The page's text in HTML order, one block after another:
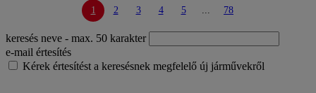
1 2 3 4 5 ... 78
keresés neve - max. 50 karakter
e-mail értesítés
Kérek értesítést a keresésnek megfelelő új járművekről